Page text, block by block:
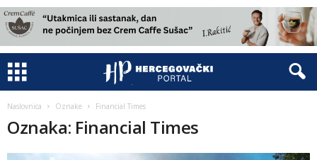
Naslovnica Oznake Financial Times
Oznaka: Financial Times